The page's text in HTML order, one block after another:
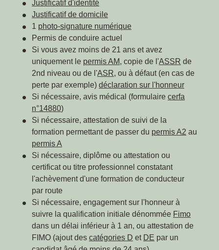
Justificatif d'identité
Justificatif de domicile
1 photo-signature numérique
Permis de conduire actuel
Si vous avez moins de 21 ans et avez
uniquement le permis AM, copie de l'ASSR de
2nd niveau ou de l'ASR, ou à défaut (en cas de
perte par exemple) déclaration sur l'honneur
Si nécessaire, avis médical (formulaire cerfa
n°14880)
Si nécessaire, attestation de suivi de la
formation permettant de passer du permis A2 au
permis A
Si nécessaire, diplôme ou attestation ou
certificat ou titre professionnel constatant
l'achèvement d'une formation de conducteur
par route
Si nécessaire, engagement sur l'honneur à
suivre la qualification initiale dénommée Fimo
dans un délai inférieur à 1 an, ou attestation de
FIMO (ajout des catégories D et DE par un